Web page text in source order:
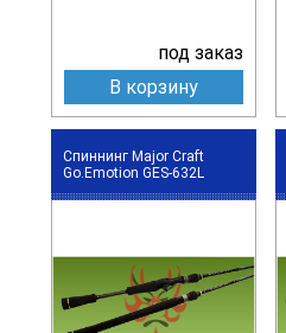
под заказ
В корзину
Спиннинг Major Craft
Go.Emotion GES-632L